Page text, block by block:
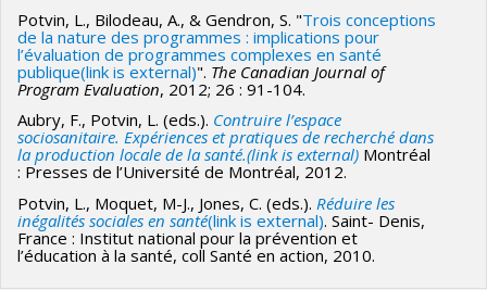
Potvin, L., Bilodeau, A., & Gendron, S. "Trois conceptions
de la nature des programmes : implications pour
l’évaluation de programmes complexes en santé
publique(link is external)". The Canadian Journal of
Program Evaluation, 2012; 26 : 91-104.
Aubry, F., Potvin, L. (eds.). Contruire l’espace
sociosanitaire. Expériences et pratiques de recherché dans
la production locale de la santé.(link is external) Montréal
: Presses de l’Université de Montréal, 2012.
Potvin, L., Moquet, M-J., Jones, C. (eds.). Réduire les
inégalités sociales en santé(link is external). Saint- Denis,
France : Institut national pour la prévention et
l’éducation à la santé, coll Santé en action, 2010.